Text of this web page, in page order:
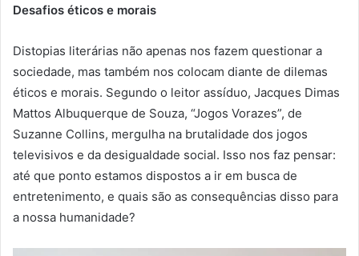
Desafios éticos e morais
Distopias literárias não apenas nos fazem questionar a
sociedade, mas também nos colocam diante de dilemas
éticos e morais. Segundo o leitor assíduo, Jacques Dimas
Mattos Albuquerque de Souza, “Jogos Vorazes”, de
Suzanne Collins, mergulha na brutalidade dos jogos
televisivos e da desigualdade social. Isso nos faz pensar:
até que ponto estamos dispostos a ir em busca de
entretenimento, e quais são as consequências disso para
a nossa humanidade?